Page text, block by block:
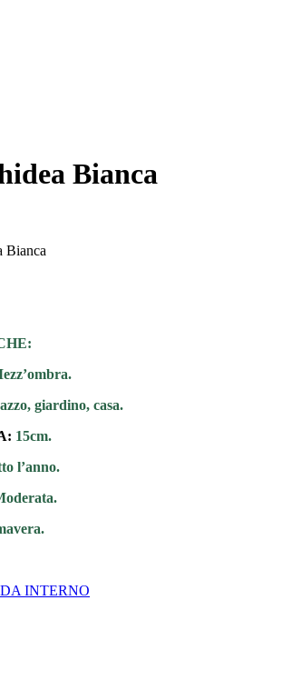
Bianca
Bianca
giardino, casa.
15cm.
l’anno.
INTERNO